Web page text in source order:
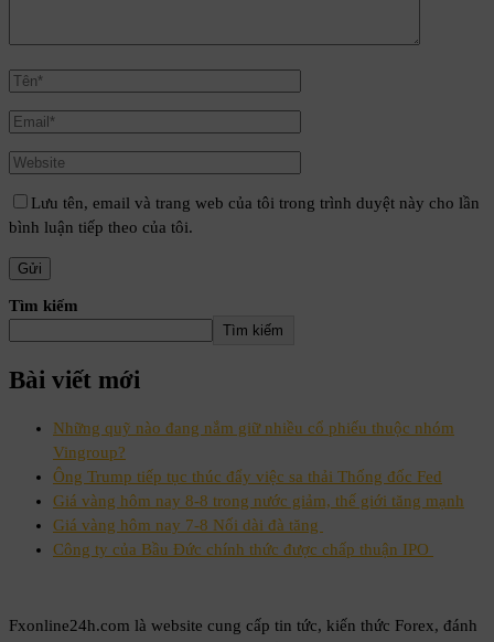
Lưu tên, email và trang web của tôi trong trình duyệt này cho lần
bình luận tiếp theo của tôi.
Tìm kiếm
Tìm kiếm
Bài viết mới
Những quỹ nào đang nắm giữ nhiều cổ phiếu thuộc nhóm
Vingroup?
Ông Trump tiếp tục thúc đẩy việc sa thải Thống đốc Fed
Giá vàng hôm nay 8-8 trong nước giảm, thế giới tăng mạnh
Giá vàng hôm nay 7-8 Nối dài đà tăng
Công ty của Bầu Đức chính thức được chấp thuận IPO
Fxonline24h.com là website cung cấp tin tức, kiến thức Forex, đánh